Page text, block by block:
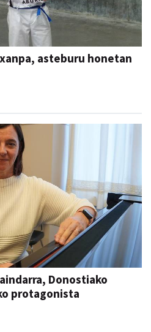
asteburu honetan
Donostiako
protagonista